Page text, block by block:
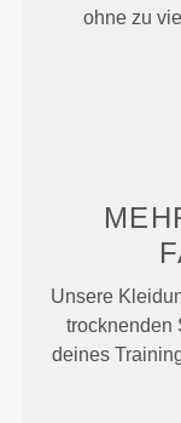
ohne zu
Unsere
trocknenden
deines